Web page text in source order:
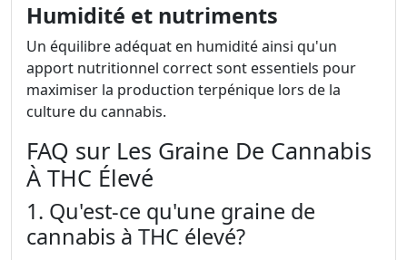
Humidité et nutriments
Un équilibre adéquat en humidité ainsi qu'un
apport nutritionnel correct sont essentiels pour
maximiser la production terpénique lors de la
culture du cannabis.
FAQ sur Les Graine De Cannabis
À THC Élevé
1. Qu'est-ce qu'une graine de
cannabis à THC élevé?